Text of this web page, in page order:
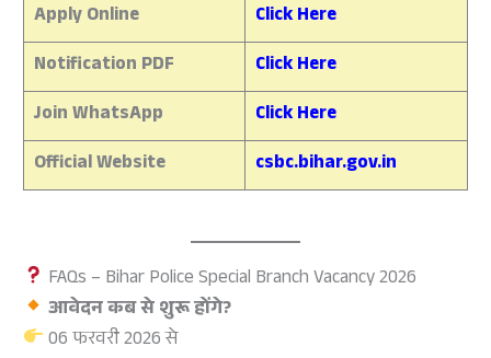
Apply Online
Click Here
Notification PDF
Click Here
Join WhatsApp
Click Here
Official Website
csbc.bihar.gov.in
FAQs – Bihar Police Special Branch Vacancy 2026
आवेदन कब से शुरू होंगे?
06 फरवरी 2026 से